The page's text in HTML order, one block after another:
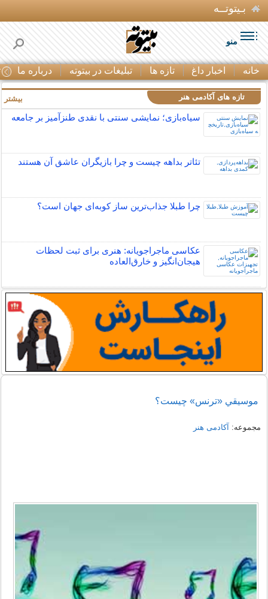
بـیتوتــه
منو
خانه اخبار داغ تازه ها تبلیغات در بیتوته درباره ما
تازه های آکادمی هنر
سیاه‌بازی؛ نمایشی سنتی با نقدی طنزآمیز بر جامعه
تئاتر بداهه چیست و چرا بازیگران عاشق آن هستند
چرا طبلا جذاب‌ترین ساز کوبه‌ای جهان است؟
عکاسی ماجراجویانه: هنری برای ثبت لحظات
هیجان‌انگیز و خارق‌العاده
بیشتر
موسيقي «ترنس» چيست؟
مجموعه: آکادمی هنر